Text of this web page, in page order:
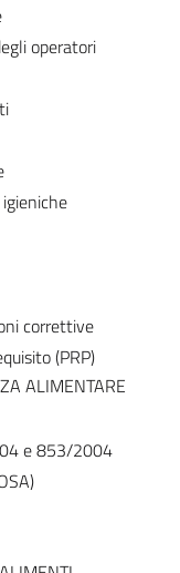
operatori
correttive
(PRP)
ALIMENTARE
e 853/2004